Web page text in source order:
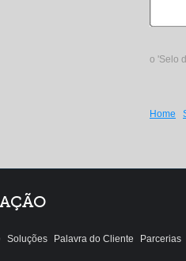
o 'Selo
Home
Soluções Palavra do Cliente Parcerias